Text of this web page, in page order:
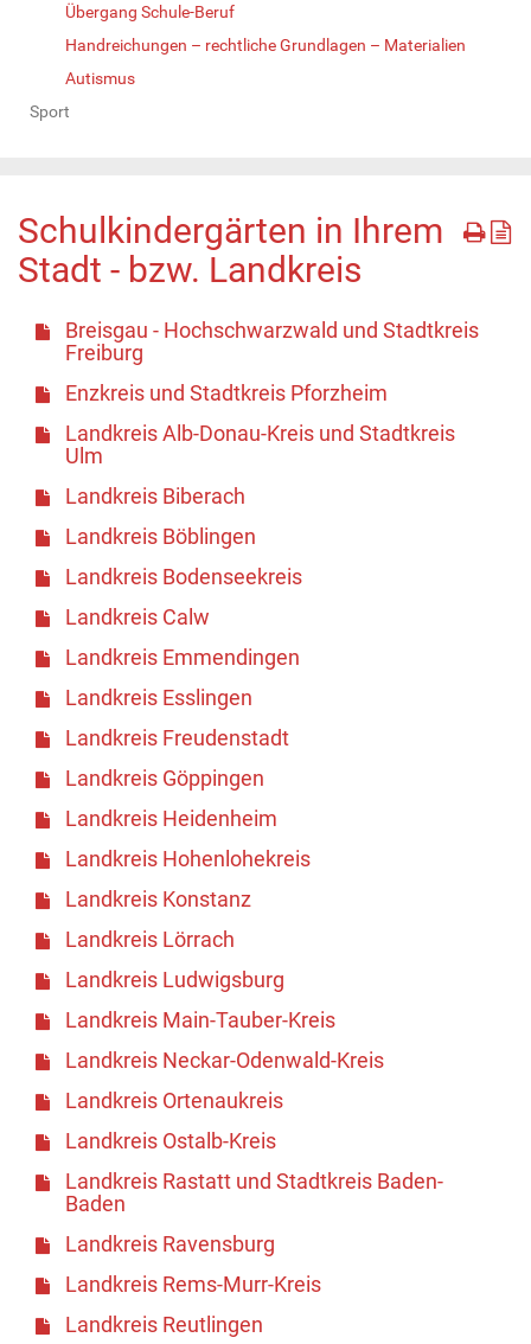
Übergang Schule-Beruf
Handreichungen – rechtliche Grundlagen – Materialien
Autismus
Sport
Schulkindergärten in Ihrem
Stadt - bzw. Landkreis
Breisgau - Hochschwarzwald und Stadtkreis
Freiburg
Enzkreis und Stadtkreis Pforzheim
Landkreis Alb-Donau-Kreis und Stadtkreis
Ulm
Landkreis Biberach
Landkreis Böblingen
Landkreis Bodenseekreis
Landkreis Calw
Landkreis Emmendingen
Landkreis Esslingen
Landkreis Freudenstadt
Landkreis Göppingen
Landkreis Heidenheim
Landkreis Hohenlohekreis
Landkreis Konstanz
Landkreis Lörrach
Landkreis Ludwigsburg
Landkreis Main-Tauber-Kreis
Landkreis Neckar-Odenwald-Kreis
Landkreis Ortenaukreis
Landkreis Ostalb-Kreis
Landkreis Rastatt und Stadtkreis Baden-
Baden
Landkreis Ravensburg
Landkreis Rems-Murr-Kreis
Landkreis Reutlingen